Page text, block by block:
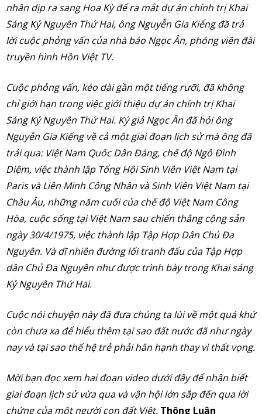
nhân dịp ra sang Hoa Kỳ để ra mắt dự án chính trị Khai
Sáng Kỷ Nguyên Thứ Hai, ông Nguyễn Gia Kiểng đã trả
lời cuộc phỏng vấn của nhà báo Ngọc Ân, phóng viên đài
truyền hình Hồn Việt TV.
Cuộc phỏng vấn, kéo dài gần một tiếng rưỡi, đã không
chỉ giới hạn trong việc giới thiệu dự án chính trị Khai
Sáng Kỷ Nguyên Thứ Hai. Ký giả Ngọc Ân đã hỏi ông
Nguyễn Gia Kiểng về cả một giai đoạn lịch sử mà ông đã
trải qua: Việt Nam Quốc Dân Đảng, chế độ Ngô Đình
Diệm, việc thành lập Tổng Hội Sinh Viên Việt Nam tại
Paris và Liên Minh Công Nhân và Sinh Viên Việt Nam tại
Châu Âu, những năm cuối của chế độ Việt Nam Công
Hòa, cuộc sống tại Việt Nam sau chiến thắng cộng sản
ngày 30/4/1975, việc thành lập Tập Hợp Dân Chủ Đa
Nguyên. Và dĩ nhiên đường lối tranh đấu của Tập Hợp
dân Chủ Đa Nguyên như được trình bày trong Khai sáng
Kỷ Nguyên Thứ Hai.
Cuộc nói chuyện này đã đưa chúng ta lùi về một quá khứ
còn chưa xa để hiểu thêm tại sao đất nước đã như ngày
nay và tại sao thế hệ trẻ phải hân hạnh thay vì thất vọng.
Mời bạn đọc xem hai đoạn video dưới đây để nhận biết
giai đoạn lịch sử vừa qua và vận hội lớn sắp đến qua lời
chứng của một người con đất Việt. Thông Luận